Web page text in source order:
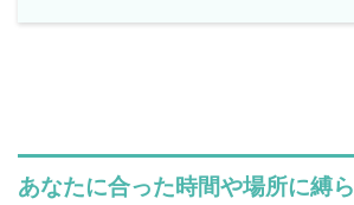
あなたに合った時間や場所に縛